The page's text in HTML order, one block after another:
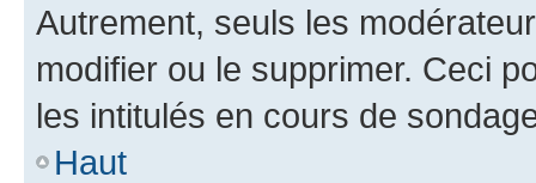
Autrement, seuls les
modifier ou le supprimer. Ceci
les intitulés en cours de
Haut